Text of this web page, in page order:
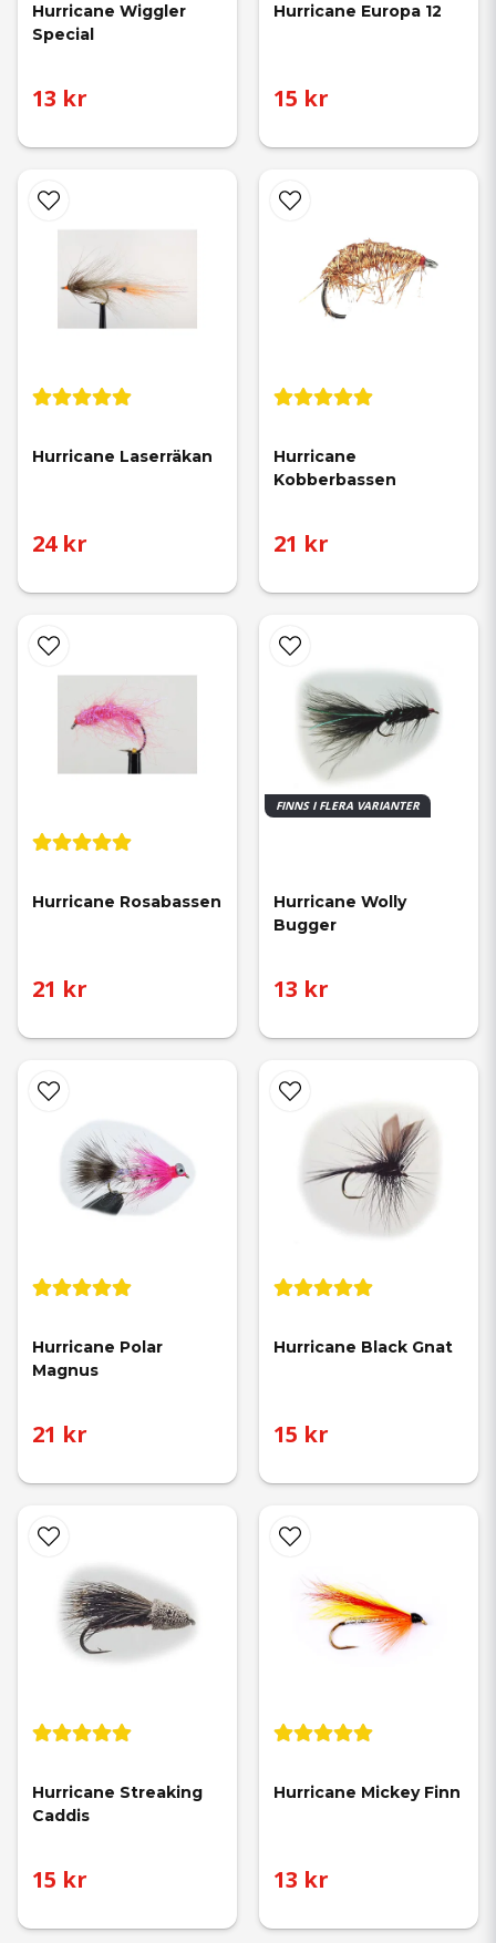
Hurricane Wiggler
Special
13 kr
Hurricane Europa 12
15 kr
Hurricane Laserräkan
24 kr
Hurricane
Kobberbassen
21 kr
Hurricane Rosabassen
21 kr
FINNS I FLERA VARIANTER
Hurricane Wolly
Bugger
13 kr
Hurricane Polar
Magnus
21 kr
Hurricane Black Gnat
15 kr
Hurricane Streaking
Caddis
15 kr
Hurricane Mickey Finn
13 kr